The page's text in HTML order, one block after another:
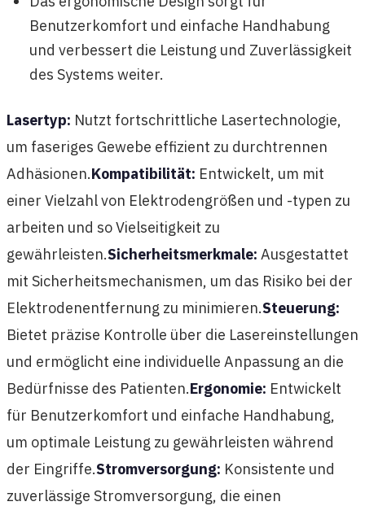
Benutzerkomfort und einfache Handhabung
und verbessert die Leistung und Zuverlässigkeit
des Systems weiter.
Lasertyp: Nutzt fortschrittliche Lasertechnologie,
um faseriges Gewebe effizient zu durchtrennen
Adhäsionen.Kompatibilität: Entwickelt, um mit
einer Vielzahl von Elektrodengrößen und -typen zu
arbeiten und so Vielseitigkeit zu
gewährleisten.Sicherheitsmerkmale: Ausgestattet
mit Sicherheitsmechanismen, um das Risiko bei der
Elektrodenentfernung zu minimieren.Steuerung:
Bietet präzise Kontrolle über die Lasereinstellungen
und ermöglicht eine individuelle Anpassung an die
Bedürfnisse des Patienten.Ergonomie: Entwickelt
für Benutzerkomfort und einfache Handhabung,
um optimale Leistung zu gewährleisten während
der Eingriffe.Stromversorgung: Konsistente und
zuverlässige Stromversorgung, die einen